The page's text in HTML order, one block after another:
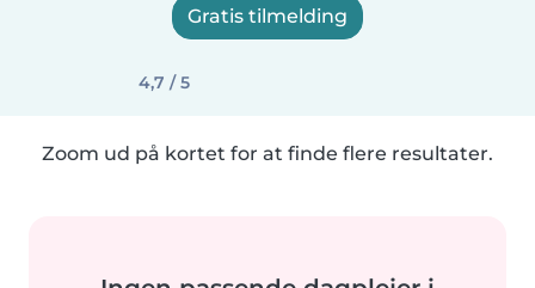
Gratis tilmelding
4,7 / 5
Zoom ud på kortet for at finde flere resultater.